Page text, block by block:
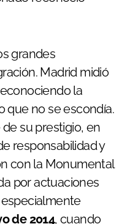
grandes
Madrid midió
la
que no se escondía.
su prestigio, en
responsabilidad y
con la Monumental
por actuaciones
de 2014, cuando